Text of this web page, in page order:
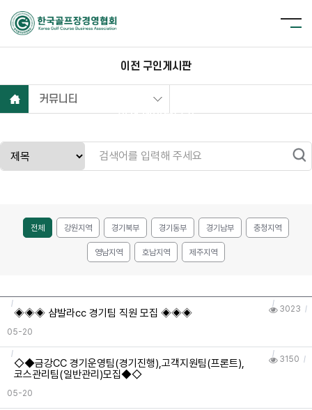
이전 구인게시판
현재 데이터보기
커뮤니티
전체 강원지역 경기북부 경기동부 경기남부 충청지역
영남지역 호남지역 제주지역
◈◈◈ 샴발라cc 경기팀 직원 모집 ◈◈◈
05-20
3023
◇◆금강CC 경기운영팀(경기진행),고객지원팀(프론트),
코스관리팀(일반관리)모집◆◇
05-20
3150